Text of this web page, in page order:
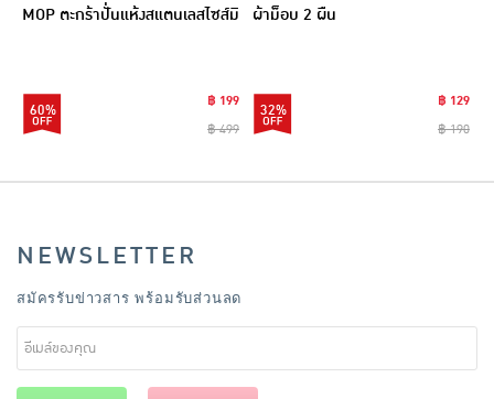
MOP ตะกร้าปั่นแห้งสแตนเลสไซส์มิ
60%
฿ 199
฿ 499
ผ้าม็อบ 2 ผืน
32%
฿ 129
฿ 190
NEWSLETTER
สมัครรับข่าวสาร พร้อมรับส่วนลด